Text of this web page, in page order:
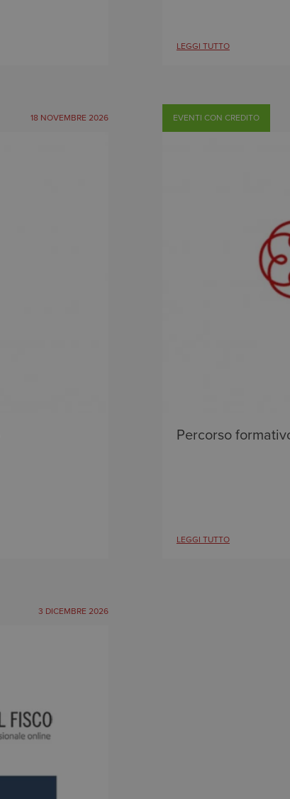
LEGGI TUTTO
18 NOVEMBRE 2026 EVENTI CON CREDITO
Percorso
LEGGI TUTTO
3 DICEMBRE 2026